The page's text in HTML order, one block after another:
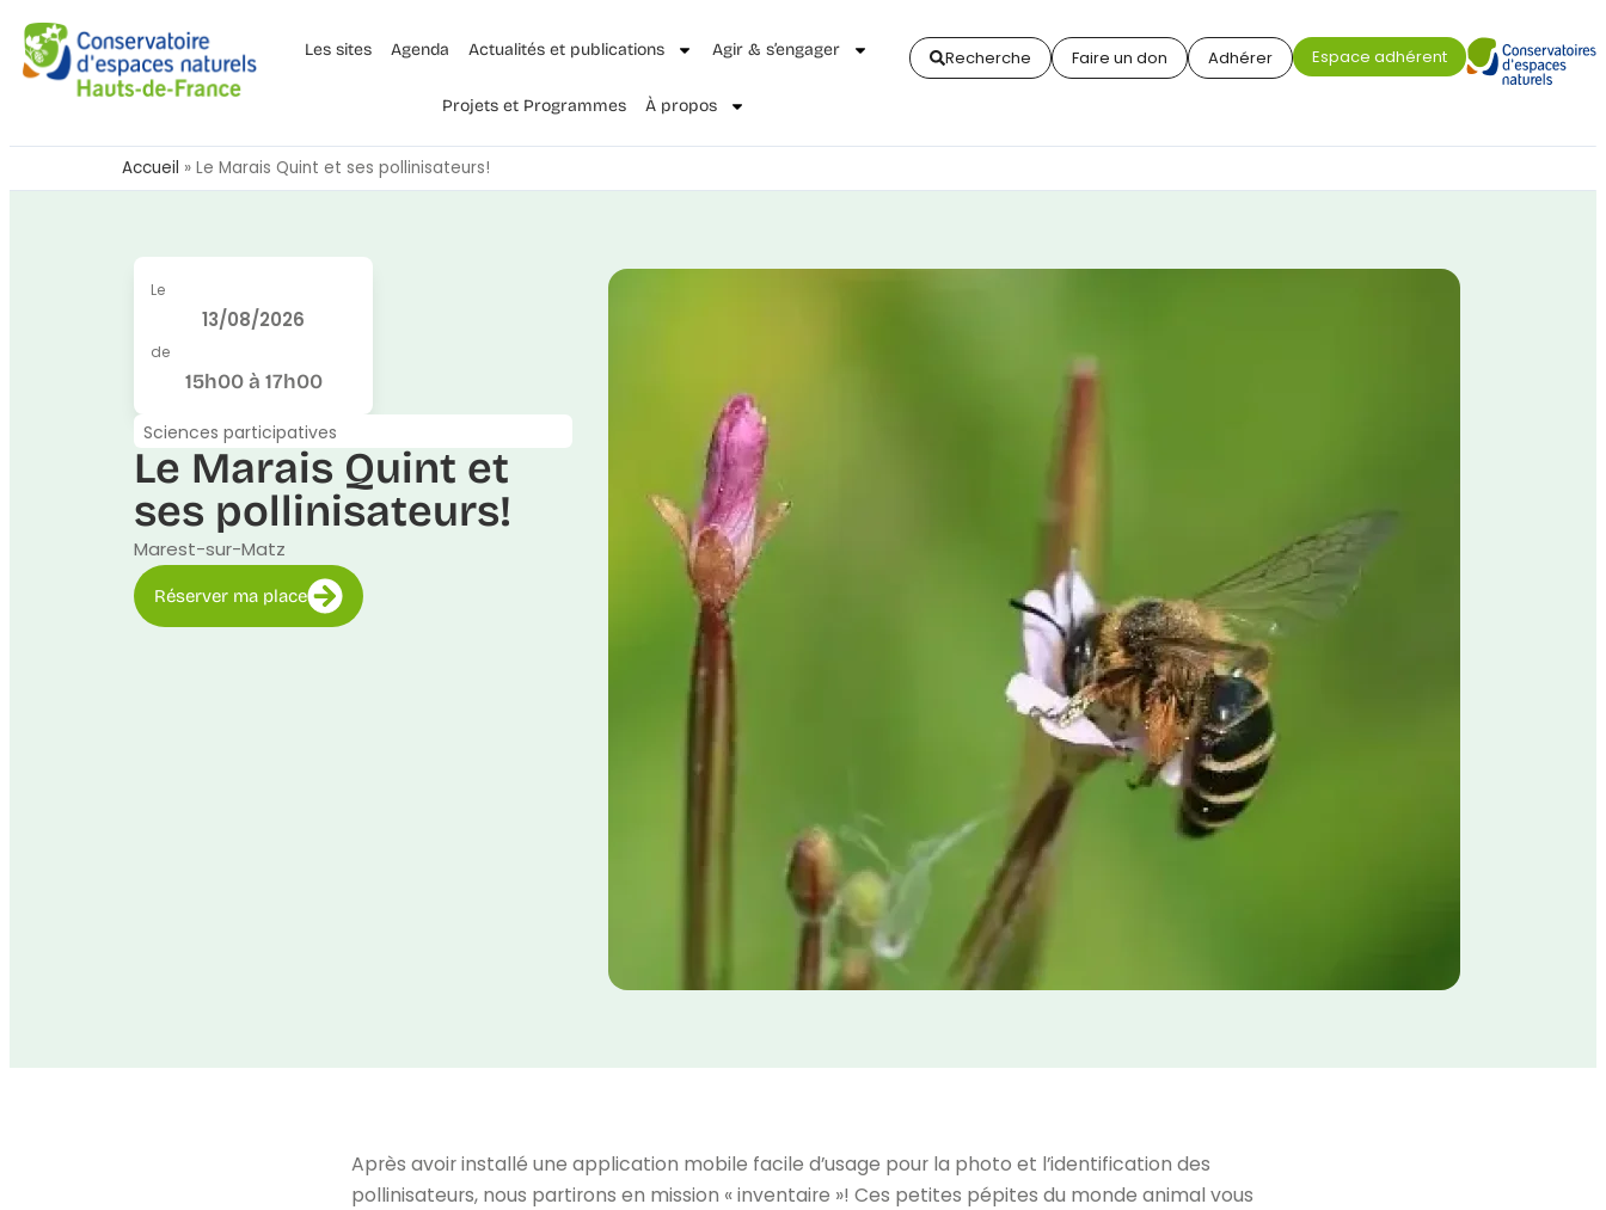
Les sites Agenda Actualités et publications Agir & s’engager
Projets et Programmes À propos
Recherche Faire un don Adhérer Espace adhérent
Accueil » Le Marais Quint et ses pollinisateurs!
Le
13/08/2026
de
15h00 à 17h00
Sciences participatives
Le Marais Quint et
ses pollinisateurs!
Marest-sur-Matz
Réserver ma place
Après avoir installé une application mobile facile d’usage pour la photo et l’identification des
pollinisateurs, nous partirons en mission « inventaire »! Ces petites pépites du monde animal vous